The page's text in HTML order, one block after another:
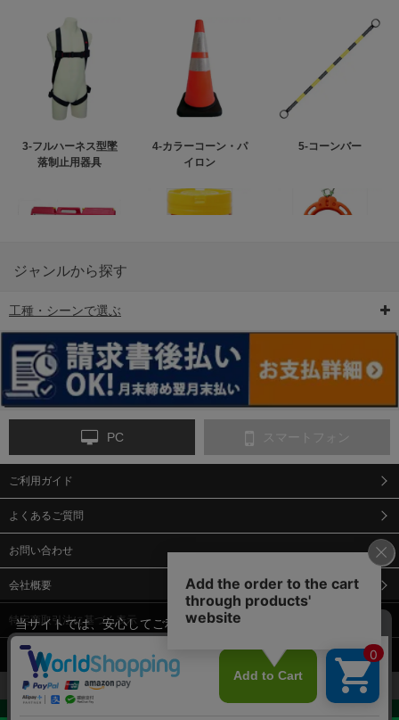
3-フルハーネス型墜
落制止用器具
4-カラーコーン・パ
イロン
5-コーンバー
6-矢印板/LED矢印板
ンス
9-点字マット・タイ
12-安全ベスト
13-誘導灯・誘導棒・
合図灯・手旗
14-ライフジャケット
ジャンルから探す
工種・シーンで選ぶ
PC スマートフォン
ご利用ガイド
よくあるご質問
お問い合わせ
会社概要
特定商取引法に基づく表示
個人情報保護方針
当サイトでは、安心してご利用いただくため（なりすまし防止
等）、またサイトの利便性向上のため、クッキー(Cookie)を使用
しています。 サイトのクッキー(Cookie)の使用に関しては、「プ
ライバシーポリシー」をお読みください。